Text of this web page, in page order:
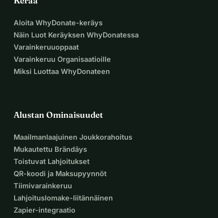
pyrkimyksessämme tehdä saaristamme turvallisempia &
kestävämpiä.
Aloita WhyDonate-keräys
Näin Luot Keräyksen WhyDonatessa
Varainkeruuoppaat
Varainkeruu Organisaatioille
Miksi Luottaa WhyDonateen
Alustan Ominaisuudet
Maailmanlaajuinen Joukkorahoitus
Mukautettu Brändäys
Toistuvat Lahjoitukset
QR-koodi ja Maksupyynnöt
Tiimivarainkeruu
Lahjoituslomake-liitännäinen
Zapier-integraatio